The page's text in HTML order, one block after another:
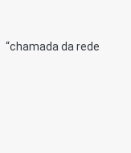
da rede